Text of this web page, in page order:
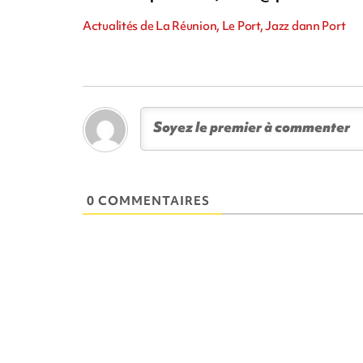
Actualités de La Réunion, Le Port, Jazz dann Port
0 COMMENTAIRES